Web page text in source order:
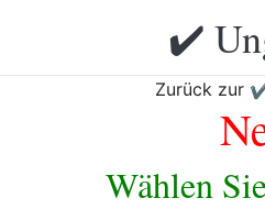
✔️
Zurück zur
Wählen